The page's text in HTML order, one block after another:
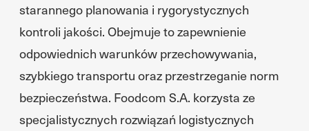
starannego planowania i rygorystycznych
kontroli jakości. Obejmuje to zapewnienie
odpowiednich warunków przechowywania,
szybkiego transportu oraz przestrzeganie norm
bezpieczeństwa. Foodcom S.A. korzysta ze
specjalistycznych rozwiązań logistycznych